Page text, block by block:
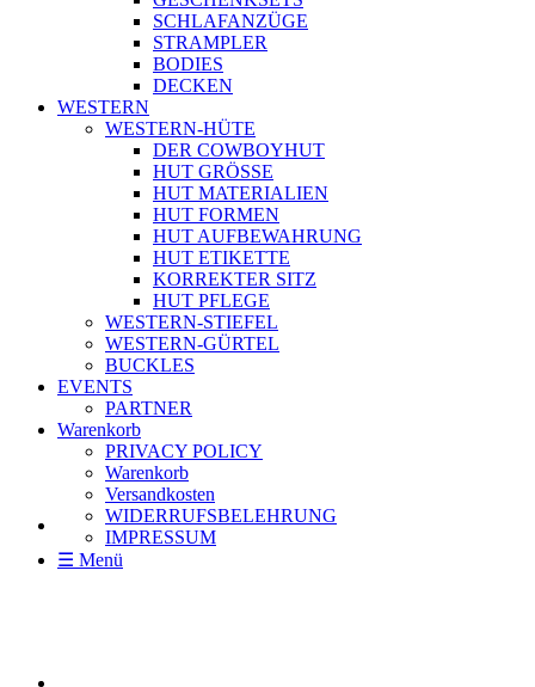
SCHLAFANZÜGE
STRAMPLER
BODIES
DECKEN
WESTERN
WESTERN-HÜTE
DER COWBOYHUT
HUT GRÖSSE
HUT MATERIALIEN
HUT FORMEN
HUT AUFBEWAHRUNG
HUT ETIKETTE
KORREKTER SITZ
HUT PFLEGE
WESTERN-STIEFEL
WESTERN-GÜRTEL
BUCKLES
EVENTS
PARTNER
Warenkorb
PRIVACY POLICY
Warenkorb
Versandkosten
WIDERRUFSBELEHRUNG
IMPRESSUM
☰ Menü